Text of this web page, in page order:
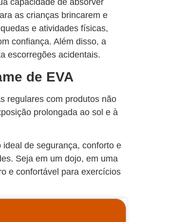
capacidade de absorver
as crianças brincarem e
e atividades físicas,
confiança. Além disso, a
escorregões acidentais.
de EVA
regulares com produtos não
prolongada ao sol e à
de segurança, conforto e
Seja em um dojo, em uma
e confortável para exercícios